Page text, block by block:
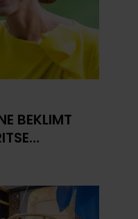
BEKLIMT